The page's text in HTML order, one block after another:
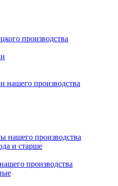
производства
нашего производства
нашего производства
и старше
производства